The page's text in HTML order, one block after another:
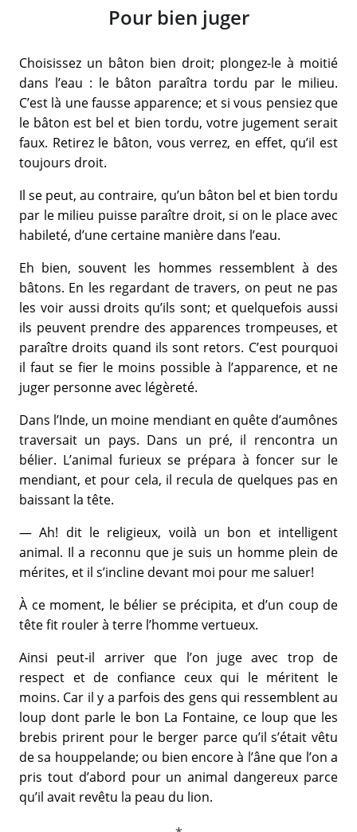
Pour bien juger
Choisissez un bâton bien droit; plongez-le à moitié
dans l’eau : le bâton paraîtra tordu par le milieu.
C’est là une fausse apparence; et si vous pensiez que
le bâton est bel et bien tordu, votre jugement serait
faux. Retirez le bâton, vous verrez, en effet, qu’il est
toujours droit.
Il se peut, au contraire, qu’un bâton bel et bien tordu
par le milieu puisse paraître droit, si on le place avec
habileté, d’une certaine manière dans l’eau.
Eh bien, souvent les hommes ressemblent à des
bâtons. En les regardant de travers, on peut ne pas
les voir aussi droits qu’ils sont; et quelquefois aussi
ils peuvent prendre des apparences trompeuses, et
paraître droits quand ils sont retors. C’est pourquoi
il faut se fier le moins possible à l’apparence, et ne
juger personne avec légèreté.
Dans l’Inde, un moine mendiant en quête d’aumônes
traversait un pays. Dans un pré, il rencontra un
bélier. L’animal furieux se prépara à foncer sur le
mendiant, et pour cela, il recula de quelques pas en
baissant la tête.
— Ah! dit le religieux, voilà un bon et intelligent
animal. Il a reconnu que je suis un homme plein de
mérites, et il s’incline devant moi pour me saluer!
À ce moment, le bélier se précipita, et d’un coup de
tête fit rouler à terre l’homme vertueux.
Ainsi peut-il arriver que l’on juge avec trop de
respect et de confiance ceux qui le méritent le
moins. Car il y a parfois des gens qui ressemblent au
loup dont parle le bon La Fontaine, ce loup que les
brebis prirent pour le berger parce qu’il s’était vêtu
de sa houppelande; ou bien encore à l’âne que l’on a
pris tout d’abord pour un animal dangereux parce
qu’il avait revêtu la peau du lion.